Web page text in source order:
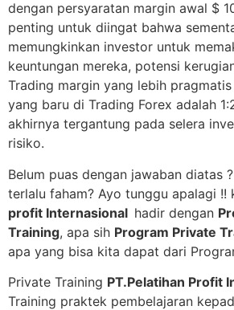
dengan persyaratan margin awal $
penting untuk diingat bahwa
memungkinkan investor untuk
keuntungan mereka, potensi
Trading margin yang lebih
yang baru di Trading Forex adalah
akhirnya tergantung pada selera
risiko.
Belum puas dengan jawaban diatas
terlalu faham? Ayo tunggu apalagi !!
profit Internasional hadir dengan
Training, apa sih Program Private
apa yang bisa kita dapat dari
Private Training PT.Pelatihan Profit
Training praktek pembelajaran